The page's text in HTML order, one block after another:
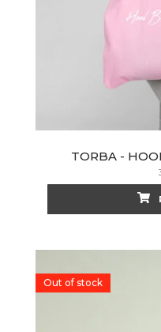
TORBA -
Out of stock